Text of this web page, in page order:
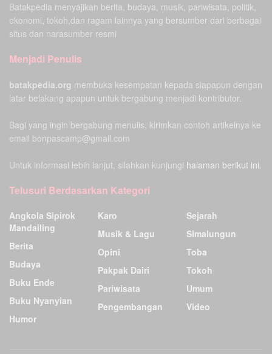
Batakpedia menyajikan berita, budaya, musik, pariwisata, politik,
ekonomi, tokoh,dan ragam lainnya yang bersumber dari berbagai
situs dan narasumber resmi
Menjadi Penulis
batakpedia.org membuka kesempatan kepada siapapun dengan
latar belakang apapun untuk bergabung menjadi kontributor.
Bagi yang ingin bergabung menulis, kirimkan contoh artikelnya ke
email bonpascamp@gmail.com
Untuk informasi lebih lanjut, silahkan kunjungi halaman berikut ini.
Telusuri Berdasarkan Kategori
Angkola Sipirok
Mandailing
Berita
Budaya
Buku Ende
Buku Nyanyian
Humor
Karo
Musik & Lagu
Opini
Pakpak Dairi
Pariwisata
Pengembangan
Sejarah
Simalungun
Toba
Tokoh
Umum
Video